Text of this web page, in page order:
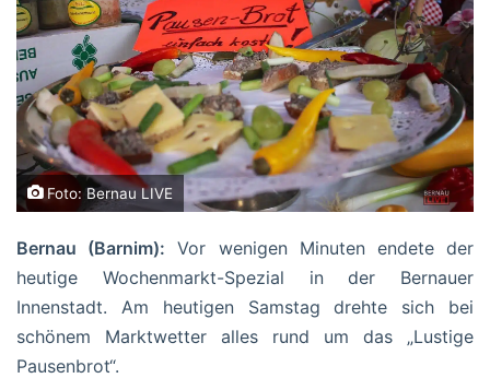
Foto: Bernau LIVE
Bernau (Barnim): Vor wenigen Minuten endete der
heutige Wochenmarkt-Spezial in der Bernauer
Innenstadt. Am heutigen Samstag drehte sich bei
schönem Marktwetter alles rund um das „Lustige
Pausenbrot“.